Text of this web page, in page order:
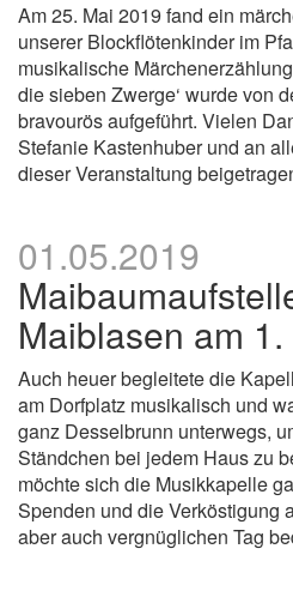
Am 25. Mai 2019 fand ein
unserer Blockflötenkinder im
musikalische
die sieben Zwerge‘ wurde von
bravourös aufgeführt. Vielen
Stefanie Kastenhuber und an
dieser Veranstaltung
01.05.2019
Maiblasen am 1.
Auch heuer begleitete die
am Dorfplatz musikalisch und
ganz Desselbrunn unterwegs,
Ständchen bei jedem Haus zu
möchte sich die Musikkapelle
Spenden und die Verköstigung
aber auch vergnüglichen Tag